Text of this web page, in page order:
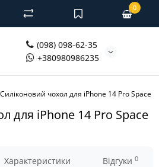
(098) 098-62-35
+380980986235
0
Силіконовий чохол для iPhone 14 Pro Space
для iPhone 14 Pro Space
Характеристики Відгуки 0